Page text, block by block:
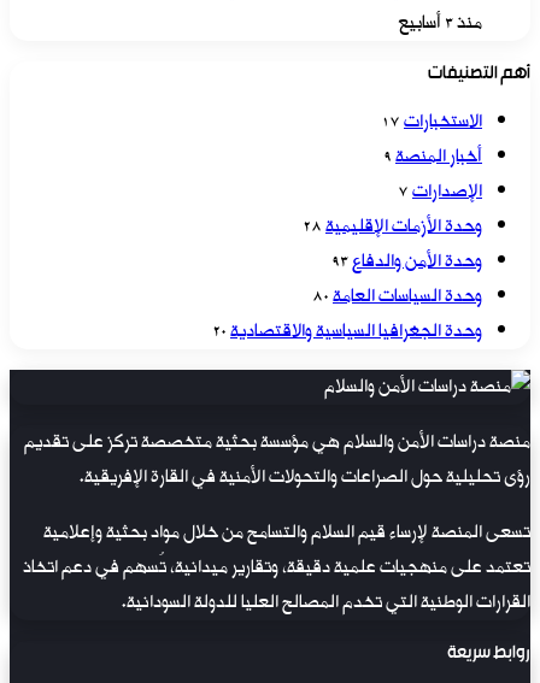
منذ 3 أسابيع
أهم التصنيفات
الاستخبارات17
أخبار المنصة9
الإصدارات7
وحدة الأزمات الإقليمية28
وحدة الأمن والدفاع93
وحدة السياسات العامة80
وحدة الجغرافيا السياسية والاقتصادية20
منصة دراسات الأمن والسلام هي مؤسسة بحثية متخصصة تركز على تقديم
رؤى تحليلية حول الصراعات والتحولات الأمنية في القارة الإفريقية.
تسعى المنصة لإرساء قيم السلام والتسامح من خلال مواد بحثية وإعلامية
تعتمد على منهجيات علمية دقيقة، وتقارير ميدانية، تُسهم في دعم اتخاذ
القرارات الوطنية التي تخدم المصالح العليا للدولة السودانية.
روابط سريعة